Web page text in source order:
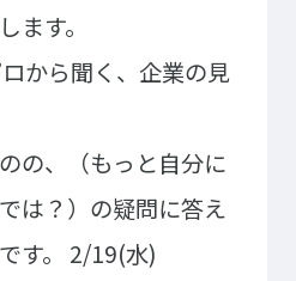
インテリアデザイン科
情報システム科
航空学科
法律情報科
ビジネス情報科
ます。
から聞く、企業の見
の、（もっと自分に
は？）の疑問に答え
。
2/19(水)